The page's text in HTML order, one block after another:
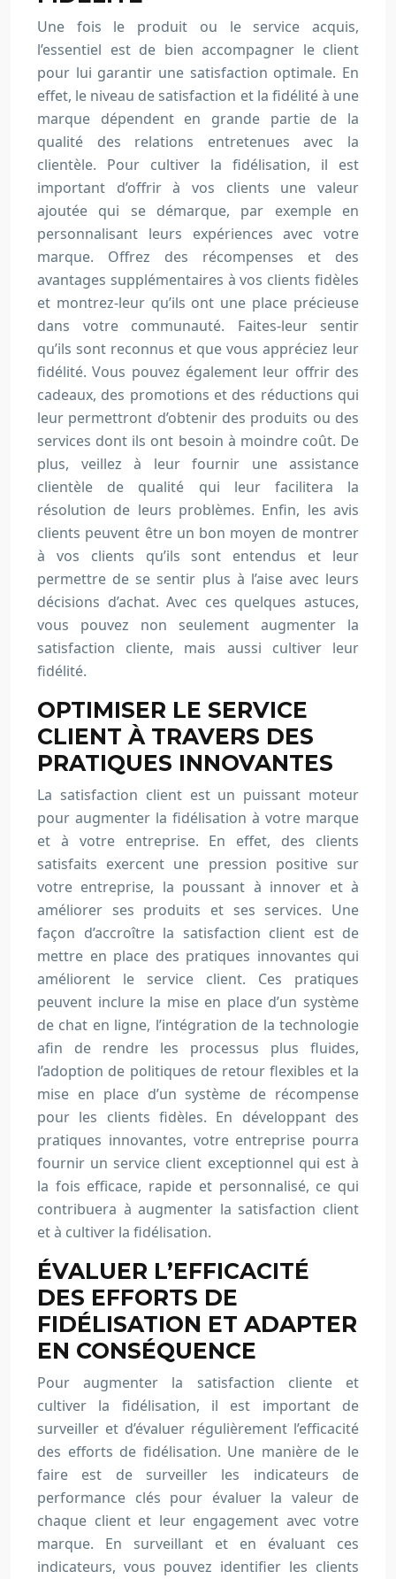
Une fois le produit ou le service acquis,
l’essentiel est de bien accompagner le client
pour lui garantir une satisfaction optimale. En
effet, le niveau de satisfaction et la fidélité à une
marque dépendent en grande partie de la
qualité des relations entretenues avec la
clientèle. Pour cultiver la fidélisation, il est
important d’offrir à vos clients une valeur
ajoutée qui se démarque, par exemple en
personnalisant leurs expériences avec votre
marque. Offrez des récompenses et des
avantages supplémentaires à vos clients fidèles
et montrez-leur qu’ils ont une place précieuse
dans votre communauté. Faites-leur sentir
qu’ils sont reconnus et que vous appréciez leur
fidélité. Vous pouvez également leur offrir des
cadeaux, des promotions et des réductions qui
leur permettront d’obtenir des produits ou des
services dont ils ont besoin à moindre coût. De
plus, veillez à leur fournir une assistance
clientèle de qualité qui leur facilitera la
résolution de leurs problèmes. Enfin, les avis
clients peuvent être un bon moyen de montrer
à vos clients qu’ils sont entendus et leur
permettre de se sentir plus à l’aise avec leurs
décisions d’achat. Avec ces quelques astuces,
vous pouvez non seulement augmenter la
satisfaction cliente, mais aussi cultiver leur
fidélité.
OPTIMISER LE SERVICE
CLIENT À TRAVERS DES
PRATIQUES INNOVANTES
La satisfaction client est un puissant moteur
pour augmenter la fidélisation à votre marque
et à votre entreprise. En effet, des clients
satisfaits exercent une pression positive sur
votre entreprise, la poussant à innover et à
améliorer ses produits et ses services. Une
façon d’accroître la satisfaction client est de
mettre en place des pratiques innovantes qui
améliorent le service client. Ces pratiques
peuvent inclure la mise en place d’un système
de chat en ligne, l’intégration de la technologie
afin de rendre les processus plus fluides,
l’adoption de politiques de retour flexibles et la
mise en place d’un système de récompense
pour les clients fidèles. En développant des
pratiques innovantes, votre entreprise pourra
fournir un service client exceptionnel qui est à
la fois efficace, rapide et personnalisé, ce qui
contribuera à augmenter la satisfaction client
et à cultiver la fidélisation.
ÉVALUER L’EFFICACITÉ
DES EFFORTS DE
FIDÉLISATION ET ADAPTER
EN CONSÉQUENCE
Pour augmenter la satisfaction cliente et
cultiver la fidélisation, il est important de
surveiller et d’évaluer régulièrement l’efficacité
des efforts de fidélisation. Une manière de le
faire est de surveiller les indicateurs de
performance clés pour évaluer la valeur de
chaque client et leur engagement avec votre
marque. En surveillant et en évaluant ces
indicateurs, vous pouvez identifier les clients